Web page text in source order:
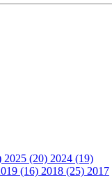
2025 (20) 2024 (19)
(16) 2018 (25) 2017